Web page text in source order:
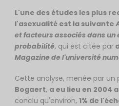
L'une des études les plus
l'asexualité est la suivante
et facteurs associés dans
probabilité, qui est citée par
Magazine de l'université
Cette analyse, menée par un
Bogaert, a eu lieu en 2004
conclu qu'environ, 1% de